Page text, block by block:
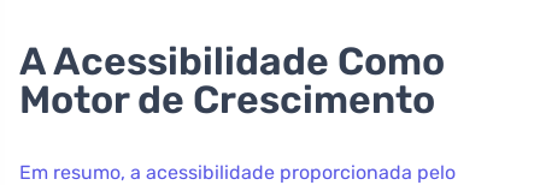
A Acessibilidade Como
Motor de Crescimento
Em resumo, a acessibilidade proporcionada pelo